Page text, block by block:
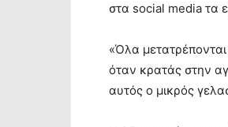
στα social media τα
«Όλα
όταν κρατάς στην
αυτός ο μικρός